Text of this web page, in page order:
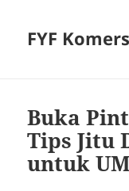
FYF
Buka
Tips Jitu
untuk